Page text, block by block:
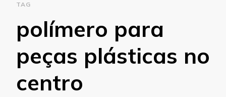
TAG
polímero para
peças plásticas no
centro